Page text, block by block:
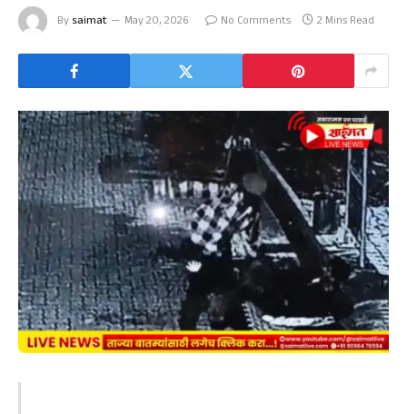
By saimat May 20, 2026 No Comments 2 Mins Read